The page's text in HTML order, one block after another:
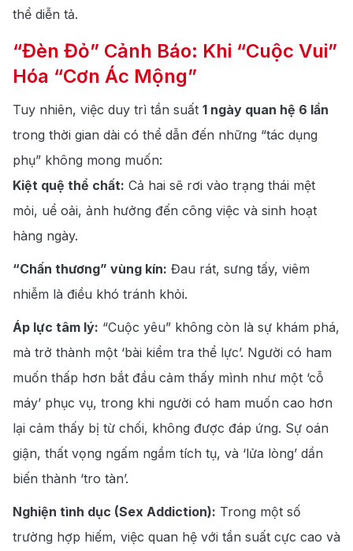
thể diễn tả.
“Đèn Đỏ” Cảnh Báo: Khi “Cuộc Vui”
Hóa “Cơn Ác Mộng”
Tuy nhiên, việc duy trì tần suất 1 ngày quan hệ 6 lần
trong thời gian dài có thể dẫn đến những “tác dụng
phụ” không mong muốn:
Kiệt quệ thể chất: Cả hai sẽ rơi vào trạng thái mệt
mỏi, uể oải, ảnh hưởng đến công việc và sinh hoạt
hàng ngày.
“Chấn thương” vùng kín: Đau rát, sưng tấy, viêm
nhiễm là điều khó tránh khỏi.
Áp lực tâm lý: “Cuộc yêu” không còn là sự khám phá,
mà trở thành một ‘bài kiểm tra thể lực’. Người có ham
muốn thấp hơn bắt đầu cảm thấy mình như một ‘cỗ
máy’ phục vụ, trong khi người có ham muốn cao hơn
lại cảm thấy bị từ chối, không được đáp ứng. Sự oán
giận, thất vọng ngấm ngầm tích tụ, và ‘lửa lòng’ dần
biến thành ‘tro tàn’.
Nghiện tình dục (Sex Addiction): Trong một số
trường hợp hiếm, việc quan hệ với tần suất cực cao và